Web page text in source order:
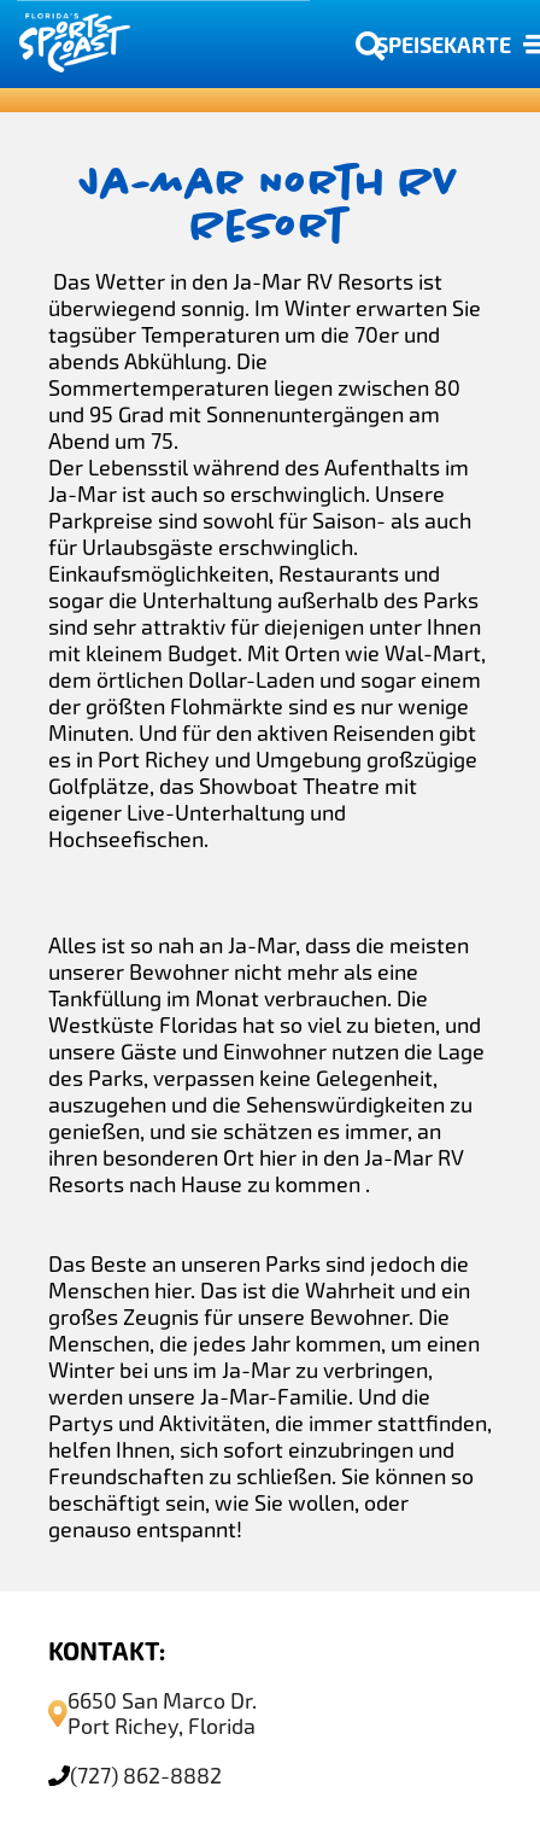
SPEISEKARTE
Ja-Mar North RV
Resort
Das Wetter in den Ja-Mar RV Resorts ist
überwiegend sonnig. Im Winter erwarten Sie
tagsüber Temperaturen um die 70er und
abends Abkühlung. Die
Sommertemperaturen liegen zwischen 80
und 95 Grad mit Sonnenuntergängen am
Abend um 75.
Der Lebensstil während des Aufenthalts im
Ja-Mar ist auch so erschwinglich. Unsere
Parkpreise sind sowohl für Saison- als auch
für Urlaubsgäste erschwinglich.
Einkaufsmöglichkeiten, Restaurants und
sogar die Unterhaltung außerhalb des Parks
sind sehr attraktiv für diejenigen unter Ihnen
mit kleinem Budget. Mit Orten wie Wal-Mart,
dem örtlichen Dollar-Laden und sogar einem
der größten Flohmärkte sind es nur wenige
Minuten. Und für den aktiven Reisenden gibt
es in Port Richey und Umgebung großzügige
Golfplätze, das Showboat Theatre mit
eigener Live-Unterhaltung und
Hochseefischen.
Alles ist so nah an Ja-Mar, dass die meisten
unserer Bewohner nicht mehr als eine
Tankfüllung im Monat verbrauchen. Die
Westküste Floridas hat so viel zu bieten, und
unsere Gäste und Einwohner nutzen die Lage
des Parks, verpassen keine Gelegenheit,
auszugehen und die Sehenswürdigkeiten zu
genießen, und sie schätzen es immer, an
ihren besonderen Ort hier in den Ja-Mar RV
Resorts nach Hause zu kommen .
Das Beste an unseren Parks sind jedoch die
Menschen hier. Das ist die Wahrheit und ein
großes Zeugnis für unsere Bewohner. Die
Menschen, die jedes Jahr kommen, um einen
Winter bei uns im Ja-Mar zu verbringen,
werden unsere Ja-Mar-Familie. Und die
Partys und Aktivitäten, die immer stattfinden,
helfen Ihnen, sich sofort einzubringen und
Freundschaften zu schließen. Sie können so
beschäftigt sein, wie Sie wollen, oder
genauso entspannt!
KONTAKT:
6650 San Marco Dr.
Port Richey, Florida
(727) 862-8882